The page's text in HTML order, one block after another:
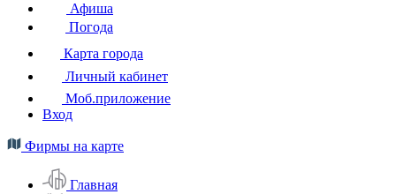
Афиша
Погода
Карта города
Личный кабинет
Моб.приложение
Вход
Фирмы на карте
Главная